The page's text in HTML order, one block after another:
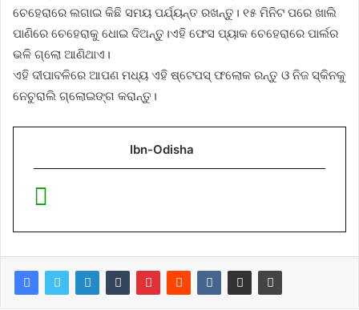
ଚେହେରାରେ ଲଗାଇ କିଛି ସମୟ ପର୍ଯ୍ୟନ୍ତ ରଖନ୍ତୁ। ୧୫ ମିନିଟ ପରେ ଖାଲି
ପାଣିରେ ଚେହେରାକୁ ଧୋଇ ଦିଅନ୍ତୁ।ଏହି ଫେସ ପ୍ୟାକ ଚେହେରାରେ ପାର୍ଲର
ଭଳି ଗ୍ଲୋ ଆଣିଥାଏ।
ଏହି ଦୀପାବଳିରେ ଆପଣ ମଧ୍ୟ ଏହି ଷ୍ଟେପସ୍‌ ଫଲୋକ ରନ୍ତୁ ଓ ନିଜ ସ୍କିନକୁ
ନେଚୁରାଲି ଗ୍ଲୋଇଙ୍ଗ କରାନ୍ତୁ।
Ibn-Odisha